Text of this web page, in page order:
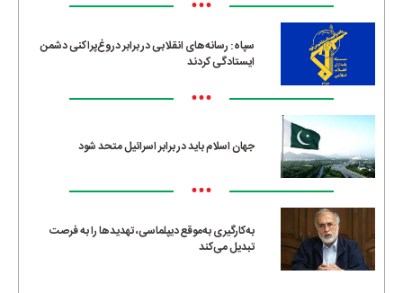
•••
سپاه: رسانه‌های انقلابی در برابر دروغ‌پراکنی دشمن
ایستادگی کردند
•••
جهان اسلام باید در برابر اسرائیل متحد شود
•••
به‌کارگیری به‌موقع دیپلماسی، تهدیدها را به فرصت
تبدیل می‌کند